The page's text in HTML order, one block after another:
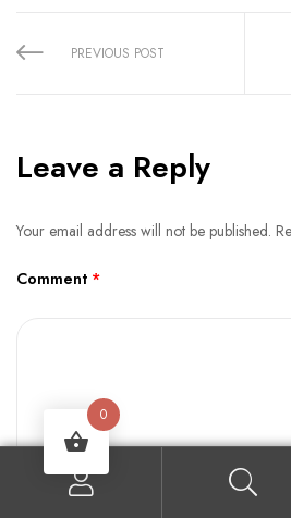
PREVIOUS POST
Leave a Reply
Your email address will not be published.
Comment *
0